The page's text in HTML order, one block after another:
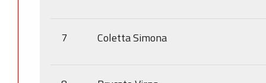
7 Coletta Simona